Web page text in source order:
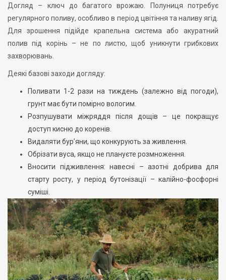
Догляд – ключ до багатого врожаю. Полуниця потребує
регулярного поливу, особливо в період цвітіння та наливу ягід.
Для зрошення підійде крапельна система або акуратний
полив під корінь – не по листю, щоб уникнути грибкових
захворювань.
Деякі базові заходи догляду:
Поливати 1-2 рази на тиждень (залежно від погоди),
грунт має бути помірно вологим.
Розпушувати міжряддя після дощів – це покращує
доступ кисню до коренів.
Видаляти бур’яни, що конкурують за живлення.
Обрізати вуса, якщо не плануєте розмноження.
Вносити підживлення: навесні – азотні добрива для
старту росту, у період бутонізації – калійно-фосфорні
суміші.